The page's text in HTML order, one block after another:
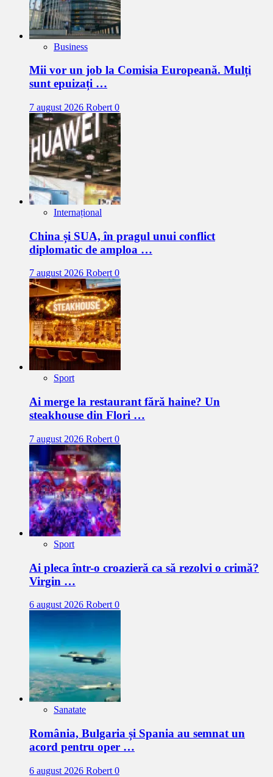
Business
Mii vor un job la Comisia Europeană. Mulți
sunt epuizați …
7 august 2026 Robert 0
Internațional
China și SUA, în pragul unui conflict
diplomatic de amploa …
7 august 2026 Robert0
Sport
Ai merge la restaurant fără haine? Un
steakhouse din Flori …
7 august 2026 Robert 0
Sport
Ai pleca într-o croazieră ca să rezolvi o crimă?
Virgin …
6 august 2026 Robert 0
Sanatate
România, Bulgaria și Spania au semnat un
acord pentru oper …
6 august 2026 Robert 0